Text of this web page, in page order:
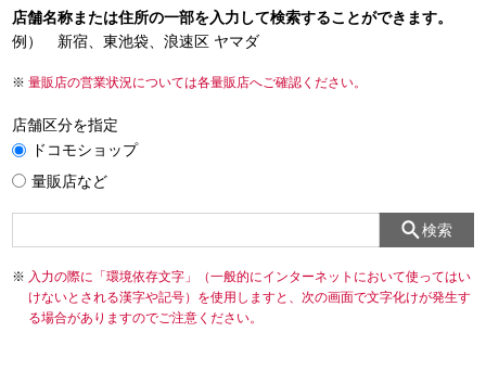
店舗名称または住所の一部を入力して検索することができます。
例） 新宿、東池袋、浪速区 ヤマダ
量販店の営業状況については各量販店へご確認ください。
店舗区分を指定
ドコモショップ
量販店など
検索
入力の際に「環境依存文字」（一般的にインターネットにおいて使ってはい
けないとされる漢字や記号）を使用しますと、次の画面で文字化けが発生す
る場合がありますのでご注意ください。